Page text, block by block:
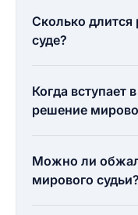
Сколько длится
суде?
Когда вступает
решение
Можно ли
мирового судьи?